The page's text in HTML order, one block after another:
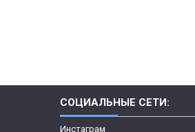
СОЦИАЛЬНЫЕ СЕТИ:
Инстаграм